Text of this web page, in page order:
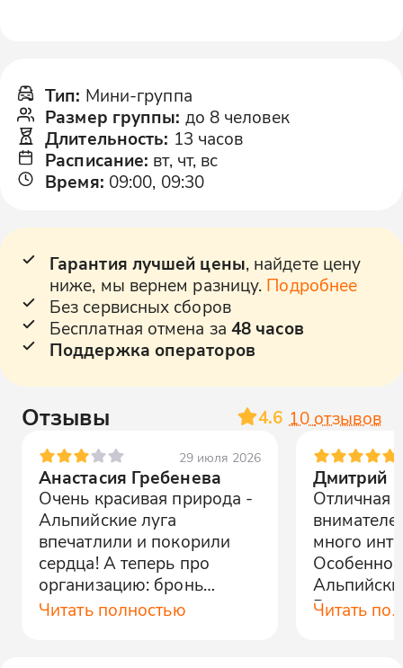
Тип: Мини-группа
Размер группы: до 8 человек
Длительность: 13 часов
Расписание: вт, чт, вс
Время: 09:00, 09:30
Гарантия лучшей цены, найдете цену
ниже, мы вернем разницу. Подробнее
Без сервисных сборов
Бесплатная отмена за 48 часов
Поддержка операторов
Отзывы 4.6 10 отзывов
29 июля 2026
Анастасия Гребенева
Очень красивая природа -
Альпийские луга
впечатлили и покорили
сердца! А теперь про
организацию: бронь
подтвердили сразу, но
Читать полностью
Дмитрий
Отличная
много
Особенно
Читать